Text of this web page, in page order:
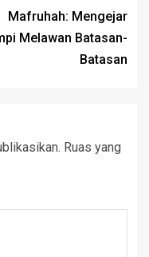
Mafruhah: Mengejar
Melawan Batasan-
Batasan
Ruas yang